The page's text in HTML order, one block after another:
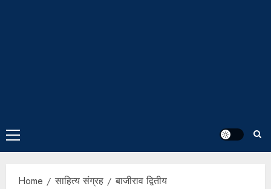
Home साहित्य संग्रह बाजीराव द्वितीय